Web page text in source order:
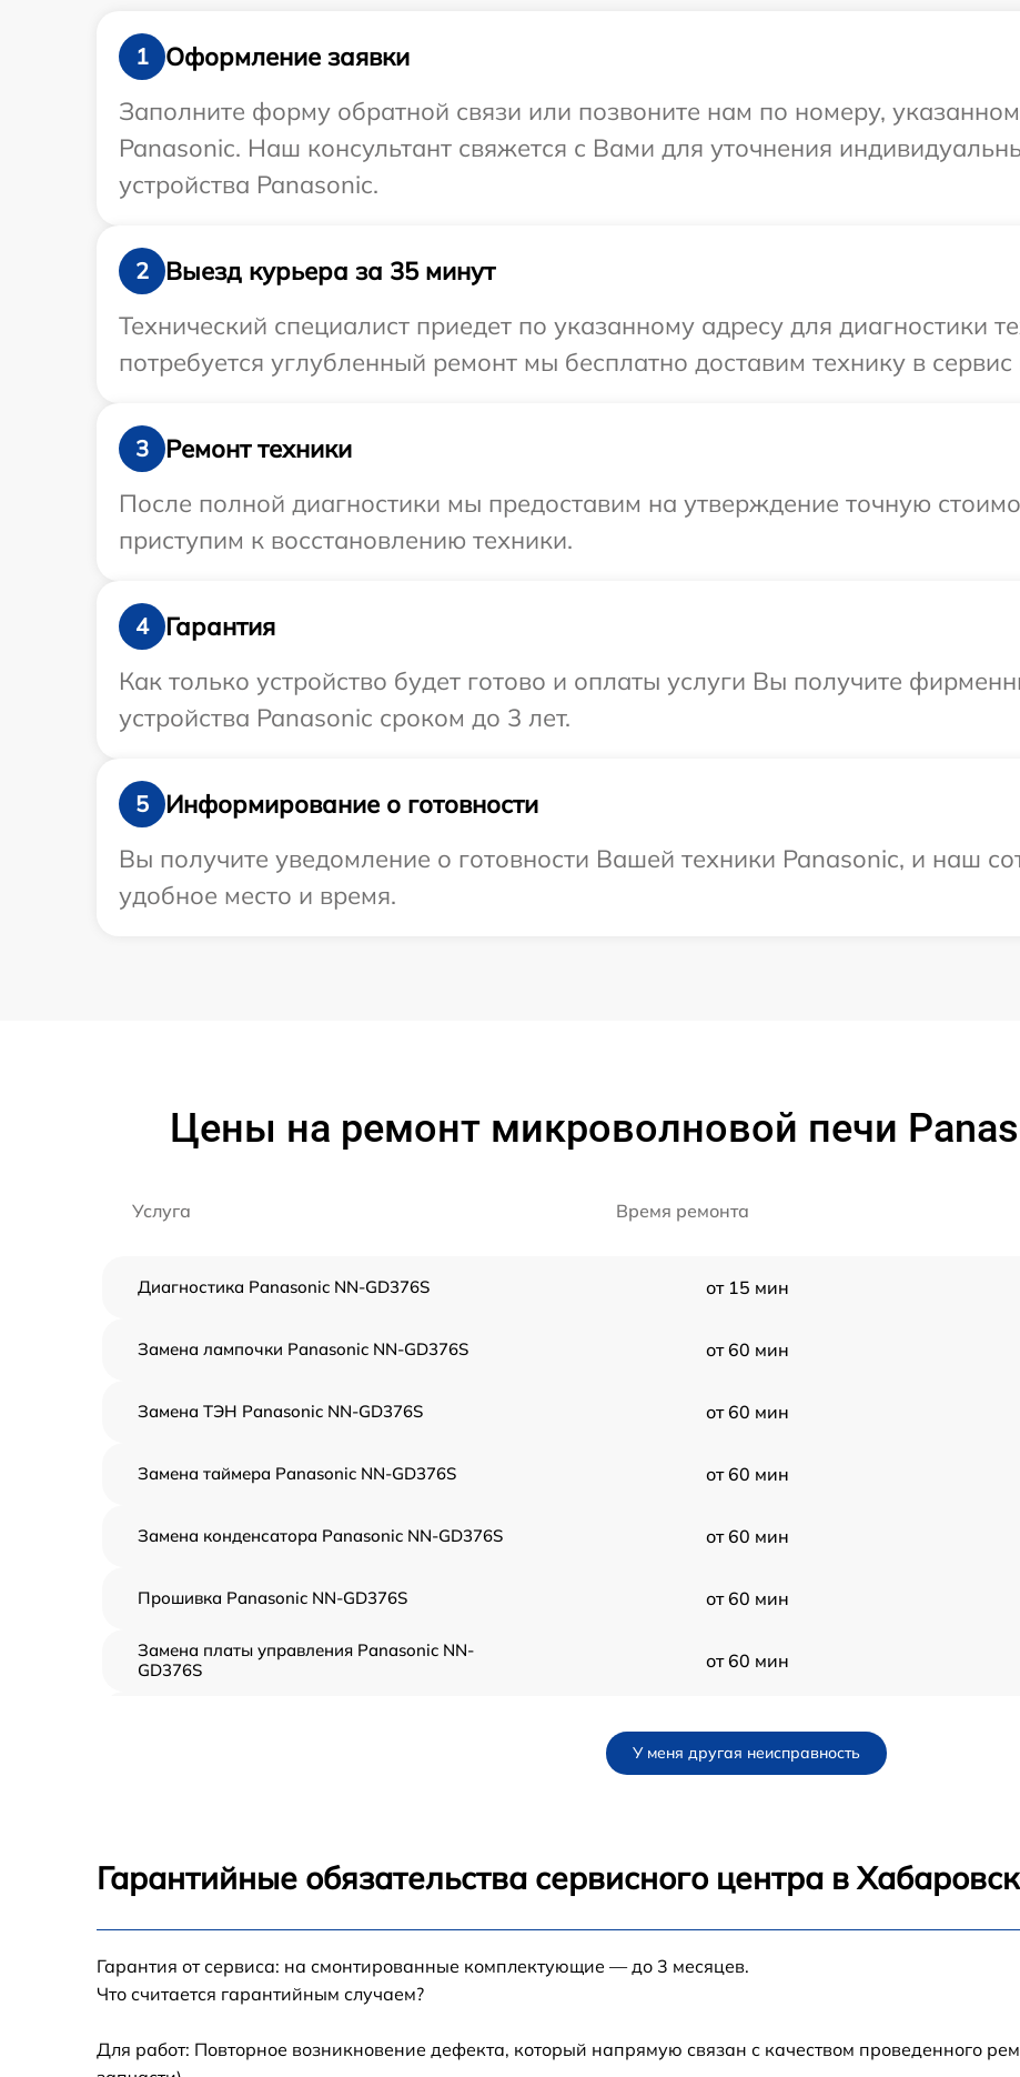
1
Оформление заявки
Заполните форму обратной связи или позвоните нам по номеру,
Panasonic. Наш консультант свяжется с Вами для уточнения
устройства Panasonic.
2
Выезд курьера за 35 минут
Технический специалист приедет по указанному адресу для диагностики
потребуется углубленный ремонт мы бесплатно доставим технику в
3
Ремонт техники
После полной диагностики мы предоставим на утверждение точную
приступим к восстановлению техники.
4
Гарантия
Как только устройство будет готово и оплаты услуги Вы получите
устройства Panasonic сроком до 3 лет.
5
Информирование о готовности
Вы получите уведомление о готовности Вашей техники Panasonic, и наш
удобное место и время.
Цены на ремонт микроволновой печи
Услуга Время ремонта
Диагностика Panasonic NN-GD376S от 15 мин
Замена лампочки Panasonic NN-GD376S от 60 мин
Замена ТЭН Panasonic NN-GD376S от 60 мин
Замена таймера Panasonic NN-GD376S от 60 мин
Замена конденсатора Panasonic NN-GD376S от 60 мин
Прошивка Panasonic NN-GD376S от 60 мин
Замена платы управления Panasonic NN-
GD376S
от 60 мин
Ремонт волновода Panasonic NN-GD376S от 60 мин
NN-GD376S
У меня другая неисправность
Гарантийные обязательства сервисного центра в
Гарантия от сервиса: на смонтированные комплектующие — до 3 месяцев.
Что считается гарантийным случаем?
Для работ: Повторное возникновение дефекта, который напрямую связан с качеством проведенного